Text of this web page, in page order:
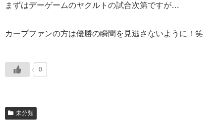
まずはデーゲームのヤクルトの試合次第ですが…
カープファンの方は優勝の瞬間を見逃さないように！笑
0
未分類